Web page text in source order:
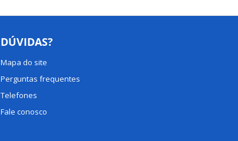
DÚVIDAS?
Mapa do site
Perguntas frequentes
Telefones
Fale conosco